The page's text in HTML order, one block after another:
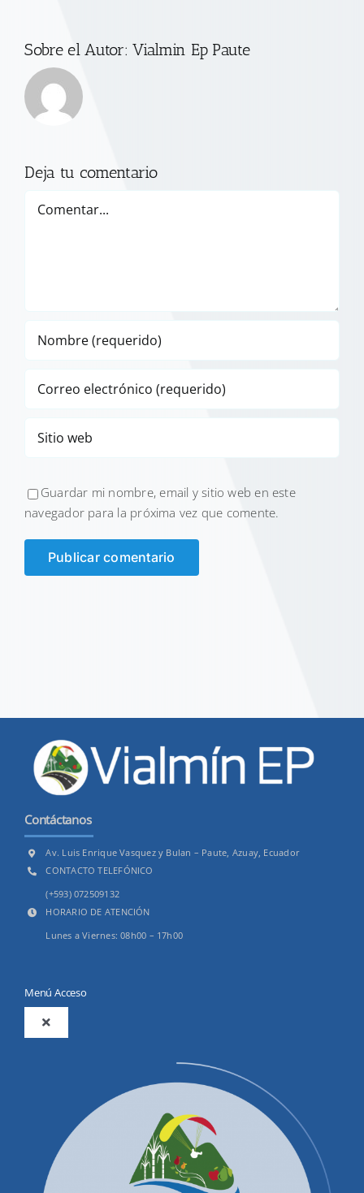
Sobre el Autor:Vialmin Ep Paute
Deja tu comentario
Guardar mi nombre, email y sitio web en este
navegador para la próxima vez que comente.
Contáctanos
Av. Luis Enrique Vasquez y Bulan – Paute, Azuay, Ecuador
CONTACTO TELEFÓNICO
(+593) 072509132
HORARIO DE ATENCIÓN
Lunes a Viernes: 08h00 – 17h00
Menú Acceso
Toggle
Productos y Servicios
Convocatorias Precalificación